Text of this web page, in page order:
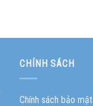
CHÍNH SÁCH
Chính sách bảo mật